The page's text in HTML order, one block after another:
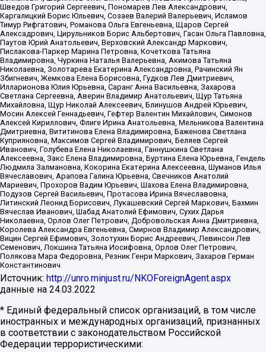
Шведов Григорий Сергеевич, Пономарев Лев Александрович,
Каргалицкий Борис Юльевич, Созаев Валерий Валерьевич, Исламов
Тимур Рифгатович, Романова Ольга Евгеньевна, Щаров Сергей
Алексадрович, Цирульников Борис Альбертович, Гасан Ольга Павловна,
Паутов Юрий Анатольевич, Верховский Александр Маркович,
Пислакова-Паркер Марина Петровна, Кочеткова Татьяна
Владимировна, Чуркина Наталья Валерьевна, Акимова Татьяна
Николаевна, Золотарева Екатерина Александровна, Рачинский Ян
Збигневич, Жемкова Елена Борисовна, Гудков Лев Дмитриевич,
Илларионова Юлия Юрьевна, Саранг Анна Васильевна, Захарова
Светлана Сергеевна, Аверин Владимир Анатольевич, Щур Татьяна
Михайловна, Щур Николай Алексеевич, Блинушов Андрей Юрьевич,
Мосин Алексей Геннадьевич, Гефтер Валентин Михайлович, Симонов
Алексей Кириллович, Флиге Ирина Анатольевна, Мельникова Валентина
Дмитриевна, Вититинова Елена Владимировна, Баженова Светлана
Куприяновна, Максимов Сергей Владимирович, Беляев Сергей
Иванович, Голубева Елена Николаевна, Ганнушкина Светлана
Алексеевна, Закс Елена Владимировна, Буртина Елена Юрьевна, Гендель
Людмила Залмановна, Кокорина Екатерина Алексеевна, Шуманов Илья
Вячеславович, Арапова Галина Юрьевна, Свечников Анатолий
Мариевич, Прохоров Вадим Юрьевич, Шахова Елена Владимировна,
Подузов Сергей Васильевич, Протасова Ирина Вячеславовна,
Литинский Леонид Борисович, Лукашевский Сергей Маркович, Бахмин
Вячеслав Иванович, Шабад Анатолий Ефимович, Сухих Дарья
Николаевна, Орлов Олег Петрович, Добровольская Анна Дмитриевна,
Королева Александра Евгеньевна, Смирнов Владимир Александрович,
Вицин Сергей Ефимович, Золотухин Борис Андреевич, Левинсон Лев
Семенович, Локшина Татьяна Иосифовна, Орлов Олег Петрович,
Полякова Мара Федоровна, Резник Генри Маркович, Захаров Герман
Константинович
Источник: http://unro.minjust.ru/NKOForeignAgent.aspx
данные на 24.03.2022
* Единый федеральный список организаций, в том числе
иностранных и международных организаций, признанных
в соответствии с законодательством Российской
Федерации террористическими: